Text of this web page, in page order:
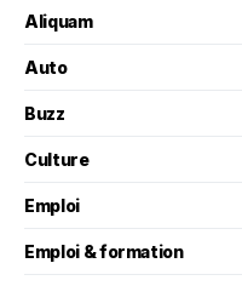
Aliquam
Auto
Buzz
Culture
Emploi
Emploi & formation